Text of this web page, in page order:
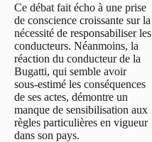
Ce débat fait écho à une prise
de conscience croissante sur la
nécessité de responsabiliser les
conducteurs. Néanmoins, la
réaction du conducteur de la
Bugatti, qui semble avoir
sous-estimé les conséquences
de ses actes, démontre un
manque de sensibilisation aux
règles particulières en vigueur
dans son pays.